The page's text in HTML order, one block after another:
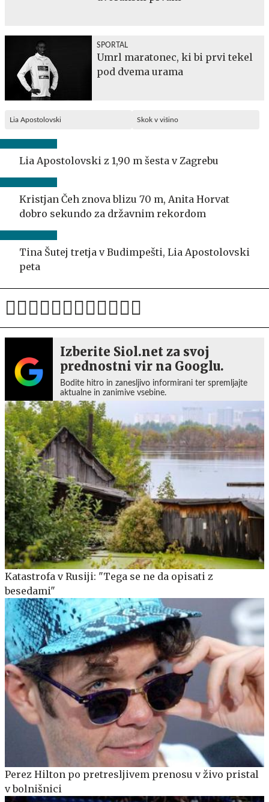
SPORTAL
Umrl maratonec, ki bi prvi tekel
pod dvema urama
Lia Apostolovski Skok v višino
Lia Apostolovski z 1,90 m šesta v Zagrebu
Kristjan Čeh znova blizu 70 m, Anita Horvat
dobro sekundo za državnim rekordom
Tina Šutej tretja v Budimpešti, Lia Apostolovski
peta
Izberite Siol.net za svoj
prednostni vir na Googlu.
Bodite hitro in zanesljivo informirani ter spremljajte
aktualne in zanimive vsebine.
Katastrofa v Rusiji: "Tega se ne da opisati z
besedami"
Perez Hilton po pretresljivem prenosu v živo pristal
v bolnišnici